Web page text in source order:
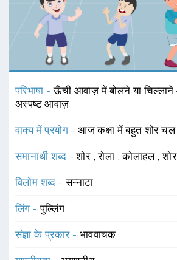
परिभाषा -ऊँची आवाज़ में बोलने या
अस्पष्ट आवाज़
वाक्य में प्रयोग -आज कक्षा में बहुत शोर चल
समानार्थी शब्द -शोर ,रोला ,कोलाहल ,
विलोम शब्द -सन्नाटा
लिंग -पुल्लिंग
संज्ञा के प्रकार - भाववाचक